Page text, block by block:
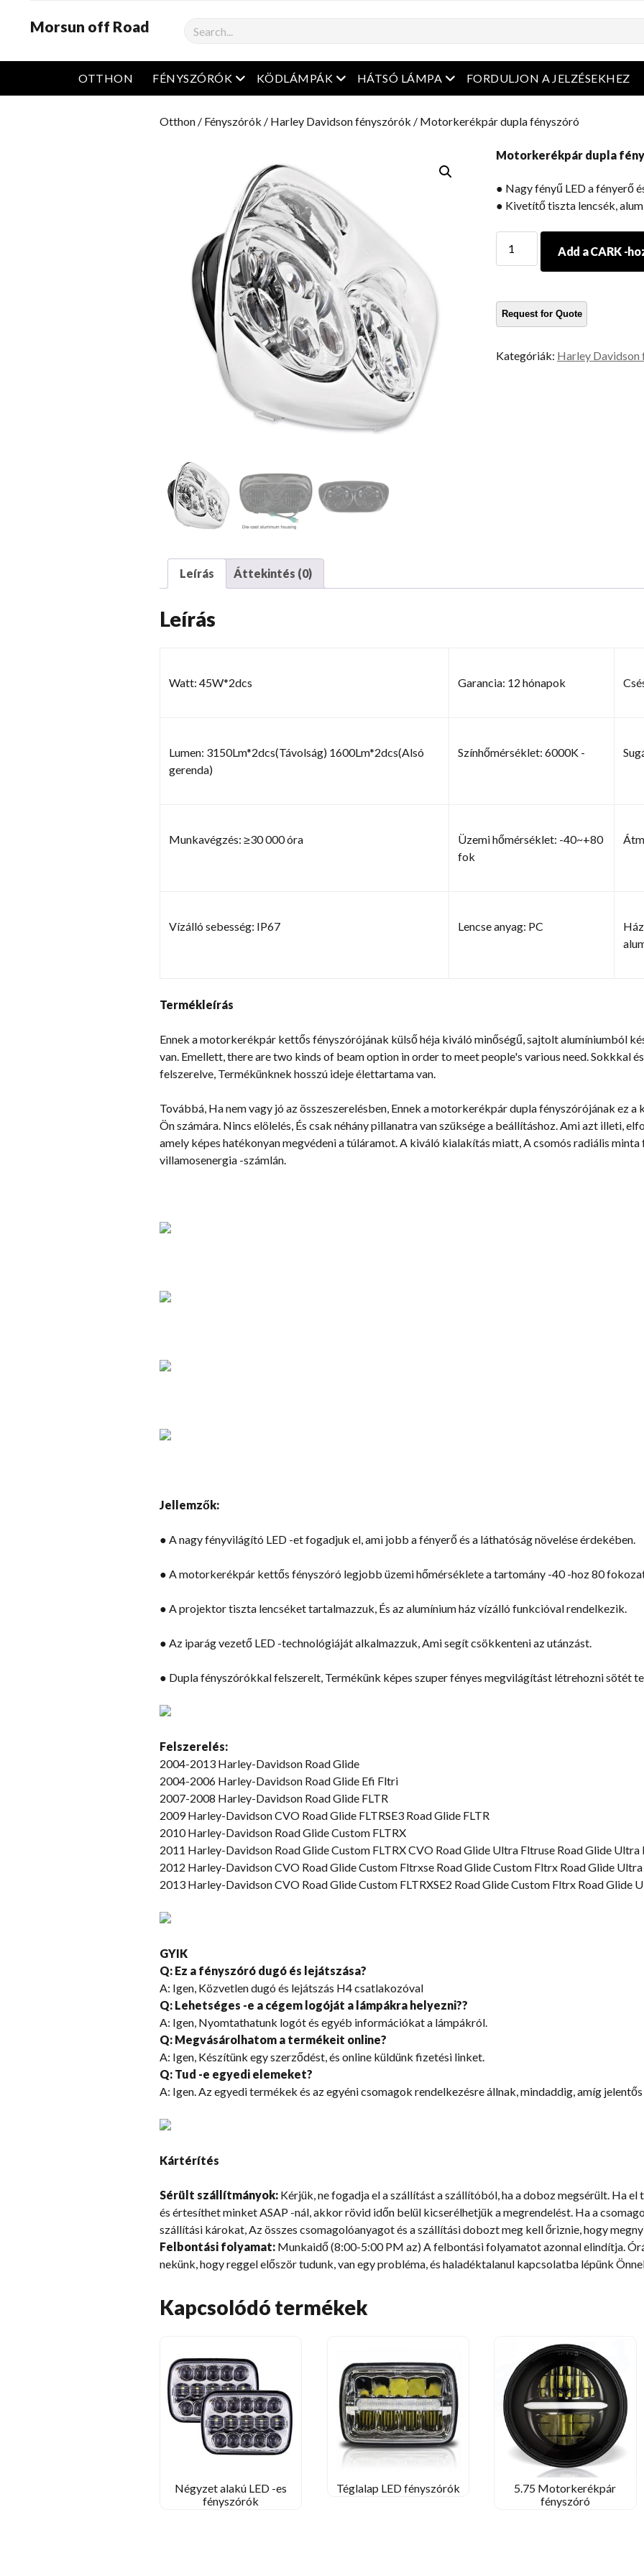
Morsun off Road Keresés
OTTHON FÉNYSZÓRÓK Nyissa meg a menüt
KÖDLÁMPÁK Nyissa meg a menüt
HÁTSÓ LÁMPA Nyissa meg a menüt
FORDULJON A JELZÉSEKHEZ
Otthon / Fényszórók / Harley Davidson fényszórók / Motorkerékpár dupla fényszóró
Motorkerékpár dupla
● Nagy fényű LED a fényerő
● Kivetítő tiszta lencsék,
dupla
fényszóró
Add a CARK -
Kategóriák: Harley Davidson
Leírás Áttekintés (0)
Leírás
Watt: 45W*2dcs Garancia: 12 hónapok
Lumen: 3150Lm*2dcs(Távolság) 1600Lm*2dcs(Alsó
gerenda)
Színhőmérséklet: 6000K -
Munkavégzés: ≥30 000 óra
Üzemi hőmérséklet: -40~+80
fok
Vízálló sebesség: IP67 Lencse anyag: PC
Termékleírás
Ennek a motorkerékpár kettős fényszórójának külső héja kiváló minőségű, sajtolt alumíniumból
van. Emellett,there are two kinds of beam option in order to meet people's various need. Sokkkal
felszerelve, Termékünknek hosszú ideje élettartama van.
Továbbá, Ha nem vagy jó az összeszerelésben, Ennek a motorkerékpár dupla fényszórójának ez a
Ön számára. Nincs elölelés, És csak néhány pillanatra van szüksége a beállításhoz. Ami azt illeti,
amely képes hatékonyan megvédeni a túláramot. A kiváló kialakítás miatt, A csomós radiális
villamosenergia -számlán.
Jellemzők:
● A nagy fényvilágító LED -et fogadjuk el, ami jobb a fényerő és a láthatóság növelése érdekében.
● A motorkerékpár kettős fényszóró legjobb üzemi hőmérséklete a tartomány -40 -hoz 80
● A projektor tiszta lencséket tartalmazzuk, És az alumínium ház vízálló funkcióval rendelkezik.
● Az iparág vezető LED -technológiáját alkalmazzuk, Ami segít csökkenteni az utánzást.
● Dupla fényszórókkal felszerelt, Termékünk képes szuper fényes megvilágítást létrehozni sötét
Felszerelés:
2004-2013 Harley-Davidson Road Glide
2004-2006 Harley-Davidson Road Glide Efi Fltri
2007-2008 Harley-Davidson Road Glide FLTR
2009 Harley-Davidson CVO Road Glide FLTRSE3 Road Glide FLTR
2010 Harley-Davidson Road Glide Custom FLTRX
2011 Harley-Davidson Road Glide Custom FLTRX CVO Road Glide Ultra Fltruse Road Glide Ultra
2012 Harley-Davidson CVO Road Glide Custom Fltrxse Road Glide Custom Fltrx Road Glide
2013 Harley-Davidson CVO Road Glide Custom FLTRXSE2 Road Glide Custom Fltrx Road Glide
GYIK
Q: Ez a fényszóró dugó és lejátszása?
A: Igen, Közvetlen dugó és lejátszás H4 csatlakozóval
Q: Lehetséges -e a cégem logóját a lámpákra helyezni??
A: Igen, Nyomtathatunk logót és egyéb információkat a lámpákról.
Q: Megvásárolhatom a termékeit online?
A: Igen, Készítünk egy szerződést, és online küldünk fizetési linket.
Q: Tud -e egyedi elemeket?
A: Igen. Az egyedi termékek és az egyéni csomagok rendelkezésre állnak, mindaddig, amíg
Kártérítés
Sérült szállítmányok: Kérjük, ne fogadja el a szállítást a szállítóból, ha a doboz megsérült. Ha
és értesíthet minket ASAP -nál, akkor rövid időn belül kicserélhetjük a megrendelést. Ha a
szállítási károkat, Az összes csomagolóanyagot és a szállítási dobozt meg kell őriznie, hogy
Felbontási folyamat: Munkaidő (8:00-5:00 PM az) A felbontási folyamatot azonnal elindítja.
nekünk, hogy reggel először tudunk, van egy probléma, és haladéktalanul kapcsolatba lépünk
Kapcsolódó termékek
Négyzet alakú LED -es
fényszórók
Téglalap LED fényszórók
5.75 Motorkerékpár
fényszóró